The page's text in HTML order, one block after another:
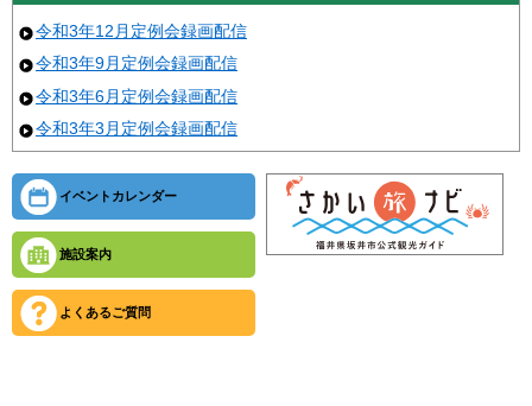
令和3年12月定例会録画配信
令和3年9月定例会録画配信
令和3年6月定例会録画配信
令和3年3月定例会録画配信
イベントカレンダー
施設案内
よくあるご質問